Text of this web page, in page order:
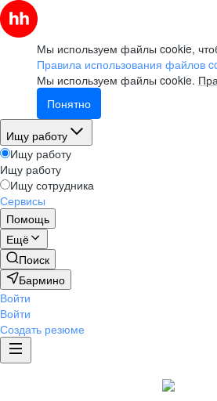
Мы используем файлы cookie,
Правила использования файлов
Мы используем файлы cookie.
Понятно
Ищу работу
Ищу работу
Ищу работу
Ищу сотрудника
Сервисы
Помощь
Ещё
Поиск
Бармино
Войти
Войти
Создать резюме